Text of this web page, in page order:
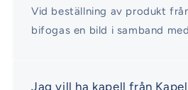
Vid beställning av produkt
bifogas en bild i samband
Jag vill ha kapell från